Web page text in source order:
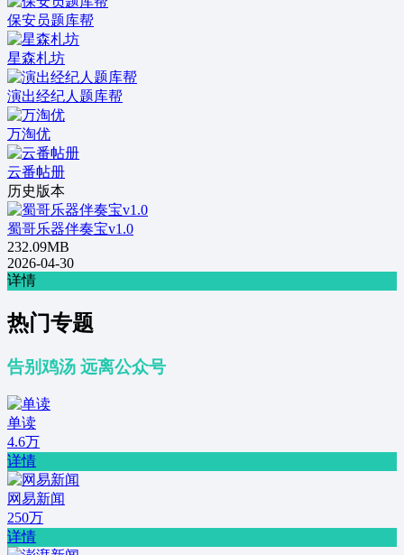
保安员题库帮
星森札坊
演出经纪人题库帮
万淘优
云番帖册
历史版本
蜀哥乐器伴奏宝v1.0
232.09MB
2026-04-30
详情
热门专题
告别鸡汤 远离公众号
单读
4.6万
详情
网易新闻
250万
详情